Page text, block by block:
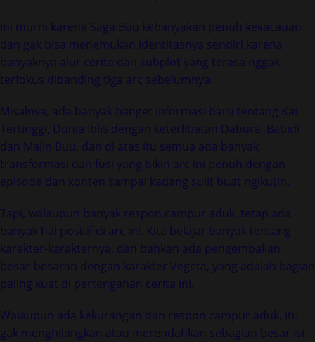
Ini murni karena Saga Buu kebanyakan penuh kekacauan
dan gak bisa menemukan identitasnya sendiri karena
banyaknya alur cerita dan subplot yang terasa nggak
terfokus dibanding tiga arc sebelumnya.
Misalnya, ada banyak banget informasi baru tentang Kai
Tertinggi, Dunia Iblis dengan keterlibatan Dabura, Babidi
dan Majin Buu, dan di atas itu semua ada banyak
transformasi dan fusi yang bikin arc ini penuh dengan
episode dan konten sampai kadang sulit buat ngikutin.
Tapi, walaupun banyak respon campur aduk, tetap ada
banyak hal positif di arc ini. Kita belajar banyak tentang
karakter-karakternya, dan bahkan ada pengembalian
besar-besaran dengan karakter Vegeta, yang adalah bagian
paling kuat di pertengahan cerita ini.
Walaupun ada kekurangan dan respon campur aduk, itu
gak menghilangkan atau merendahkan sebagian besar isi